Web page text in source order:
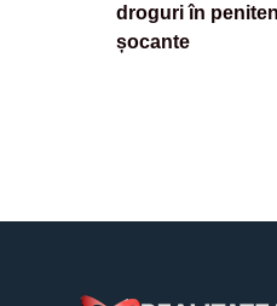
droguri în
șocante